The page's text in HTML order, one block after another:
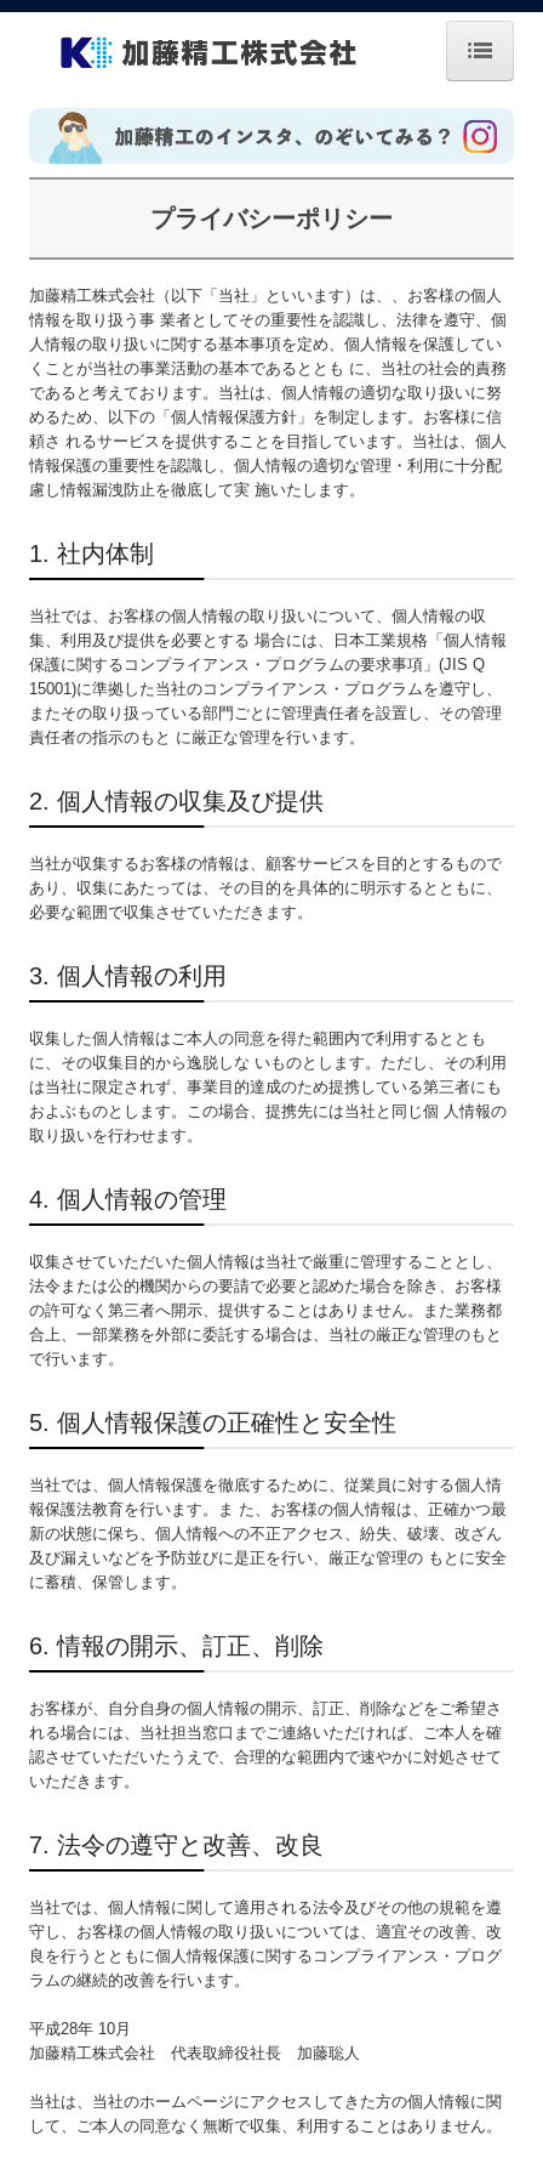
ホーム
お知らせ
技術紹介
拠点・グループ
お問い合せ
CSR・CSV
環境
コミュニティ
組織統治
労働慣行
消費者課題
プライバシーポリシー
加藤精工株式会社（以下「当社」といいます）は、、お客様の個人
情報を取り扱う事 業者としてその重要性を認識し、法律を遵守、個
人情報の取り扱いに関する基本事項を定め、個人情報を保護してい
くことが当社の事業活動の基本であるととも に、当社の社会的責務
であると考えております。当社は、個人情報の適切な取り扱いに努
めるため、以下の「個人情報保護方針」を制定します。お客様に信
頼さ れるサービスを提供することを目指しています。当社は、個人
情報保護の重要性を認識し、個人情報の適切な管理・利用に十分配
慮し情報漏洩防止を徹底して実 施いたします。
1. 社内体制
当社では、お客様の個人情報の取り扱いについて、個人情報の収
集、利用及び提供を必要とする 場合には、日本工業規格「個人情報
保護に関するコンプライアンス・プログラムの要求事項」(JIS Q
15001)に準拠した当社のコンプライアンス・プログラムを遵守し、
またその取り扱っている部門ごとに管理責任者を設置し、その管理
責任者の指示のもと に厳正な管理を行います。
2. 個人情報の収集及び提供
当社が収集するお客様の情報は、顧客サービスを目的とするもので
あり、収集にあたっては、その目的を具体的に明示するとともに、
必要な範囲で収集させていただきます。
3. 個人情報の利用
収集した個人情報はご本人の同意を得た範囲内で利用するととも
に、その収集目的から逸脱しな いものとします。ただし、その利用
は当社に限定されず、事業目的達成のため提携している第三者にも
およぶものとします。この場合、提携先には当社と同じ個 人情報の
取り扱いを行わせます。
4. 個人情報の管理
収集させていただいた個人情報は当社で厳重に管理することとし、
法令または公的機関からの要請で必要と認めた場合を除き、お客様
の許可なく第三者へ開示、提供することはありません。また業務都
合上、一部業務を外部に委託する場合は、当社の厳正な管理のもと
で行います。
5. 個人情報保護の正確性と安全性
当社では、個人情報保護を徹底するために、従業員に対する個人情
報保護法教育を行います。ま た、お客様の個人情報は、正確かつ最
新の状態に保ち、個人情報への不正アクセス、紛失、破壊、改ざん
及び漏えいなどを予防並びに是正を行い、厳正な管理の もとに安全
に蓄積、保管します。
6. 情報の開示、訂正、削除
お客様が、自分自身の個人情報の開示、訂正、削除などをご希望さ
れる場合には、当社担当窓口までご連絡いただければ、ご本人を確
認させていただいたうえで、合理的な範囲内で速やかに対処させて
いただきます。
7. 法令の遵守と改善、改良
当社では、個人情報に関して適用される法令及びその他の規範を遵
守し、お客様の個人情報の取り扱いについては、適宜その改善、改
良を行うとともに個人情報保護に関するコンプライアンス・プログ
ラムの継続的改善を行います。
平成28年 10月
加藤精工株式会社 代表取締役社長 加藤聡人
当社は、当社のホームページにアクセスしてきた方の個人情報に関
して、ご本人の同意なく無断で収集、利用することはありません。